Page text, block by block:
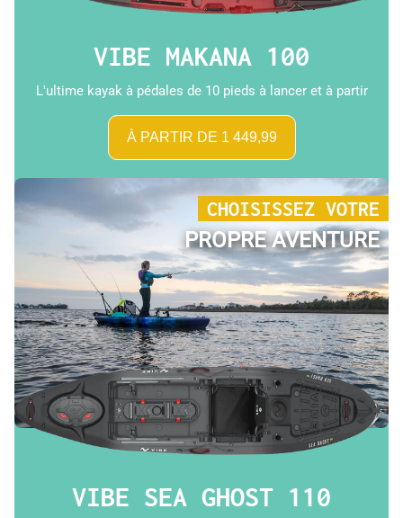
VIBE MAKANA 100
L'ultime kayak à pédales de 10 pieds à lancer et à partir
À PARTIR DE 1 449,99
CHOISISSEZ VOTRE
PROPRE AVENTURE
VIBE SEA GHOST 110